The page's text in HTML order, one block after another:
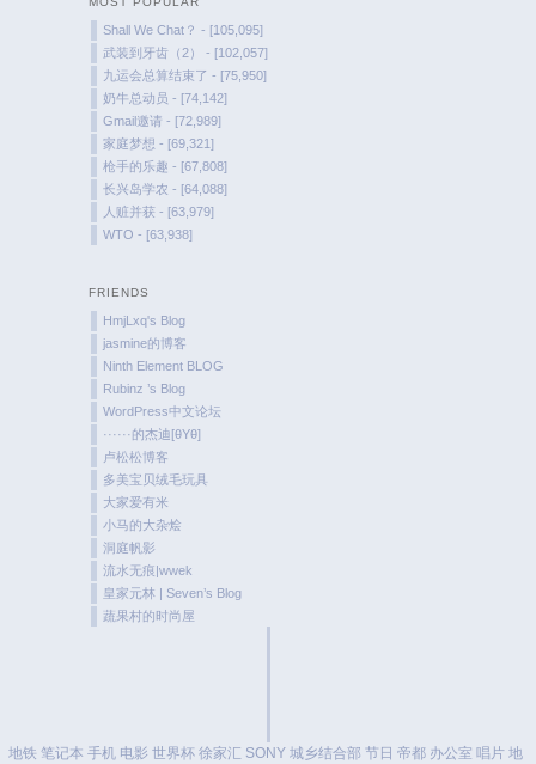
Shall We Chat？ - [105,095]
武装到牙齿（2） - [102,057]
九运会总算结束了 - [75,950]
奶牛总动员 - [74,142]
Gmail邀请 - [72,989]
家庭梦想 - [69,321]
枪手的乐趣 - [67,808]
长兴岛学农 - [64,088]
人赃并获 - [63,979]
WTO - [63,938]
FRIENDS
HmjLxq's Blog
jasmine的博客
Ninth Element BLOG
Rubinz ’s Blog
WordPress中文论坛
······的杰迪[θYθ]
卢松松博客
多美宝贝绒毛玩具
大家爱有米
小马的大杂烩
洞庭帆影
流水无痕|wwek
皇家元林 | Seven’s Blog
蔬果村的时尚屋
地铁 笔记本 手机 电影 世界杯 徐家汇 SONY 城乡结合部 节日 帝都 办公室 唱片 地